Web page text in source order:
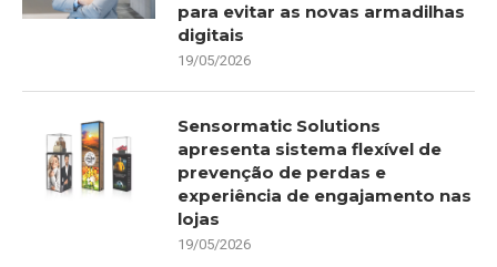
para evitar as novas armadilhas
digitais
19/05/2026
Sensormatic Solutions
apresenta sistema flexível de
prevenção de perdas e
experiência de engajamento nas
lojas
19/05/2026